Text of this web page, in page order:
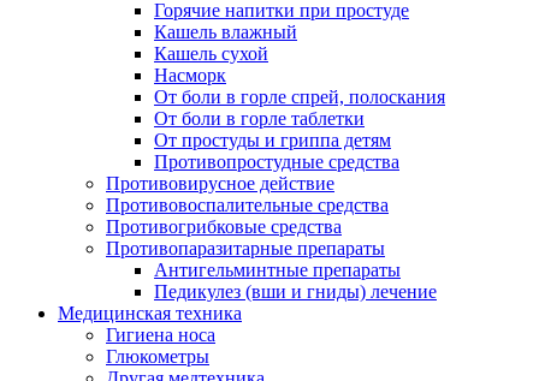
Горячие напитки при простуде
Кашель влажный
Кашель сухой
Насморк
От боли в горле спрей, полоскания
От боли в горле таблетки
От простуды и гриппа детям
Противопростудные средства
Противовирусное действие
Противовоспалительные средства
Противогрибковые средства
Противопаразитарные препараты
Антигельминтные препараты
Педикулез (вши и гниды) лечение
Медицинская техника
Гигиена носа
Глюкометры